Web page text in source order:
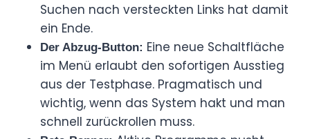
Suchen nach versteckten Links hat damit
ein Ende.
Der Abzug-Button: Eine neue Schaltfläche
im Menü erlaubt den sofortigen Ausstieg
aus der Testphase. Pragmatisch und
wichtig, wenn das System hakt und man
schnell zurückrollen muss.